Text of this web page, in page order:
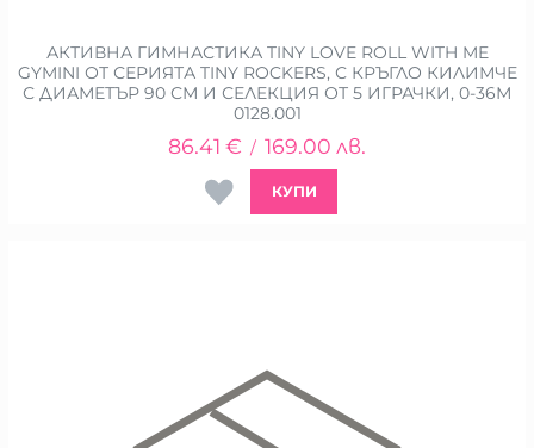
АКТИВНА ГИМНАСТИКА TINY LOVE ROLL WITH ME
GYMINI ОТ СЕРИЯТА TINY ROCKERS, С КРЪГЛО КИЛИМЧЕ
С ДИАМЕТЪР 90 СМ И СЕЛЕКЦИЯ ОТ 5 ИГРАЧКИ, 0-36М
0128.001
86.41 € / 169.00 лв.
КУПИ